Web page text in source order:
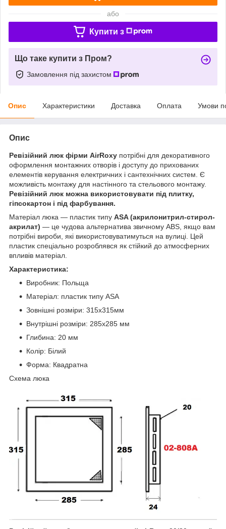
або
Купити з
Що таке купити з Пром?
Замовлення під захистом
Опис Характеристики Доставка Оплата Умови
Опис
Ревізійний люк фірми АirRoxy потрібні для декоративного
оформлення монтажних отворів і доступу до прихованих
елементів керування електричних і сантехнічних систем. Є
можливість монтажу для настінного та стельового монтажу.
Ревізійний люк можна використовувати під плитку,
гіпсокартон і під фарбування.
Матеріал люка — пластик типу ASA (акрилонитрил-стирол-
акрилат) — це чудова альтернатива звичному ABS, якщо вам
потрібні вироби, які використовуватимуться на вулиці. Цей
пластик спеціально розроблявся як стійкий до атмосферних
впливів матеріал.
Характеристика:
Виробник: Польща
Матеріал: пластик типу ASA
Зовнішні розміри: 315х315мм
Внутрішні розміри: 285х285 мм
Глибина: 20 мм
Колір: Білий
Форма: Квадратна
Схема люка